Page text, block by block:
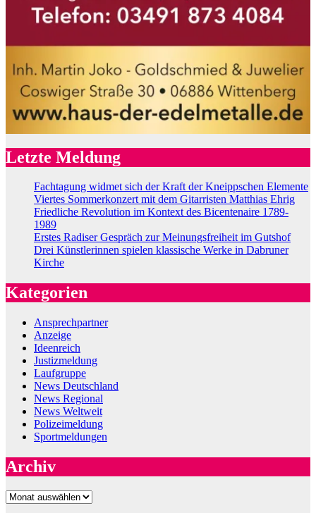
Letzte Meldung
Fachtagung widmet sich der Kraft der Kneippschen Elemente
Viertes Sommerkonzert mit dem Gitarristen Matthias Ehrig
Friedliche Revolution im Kontext des Bicentenaire 1789-
1989
Erstes Radiser Gespräch zur Meinungsfreiheit im Gutshof
Drei Künstlerinnen spielen klassische Werke in Dabruner
Kirche
Kategorien
Ansprechpartner
Anzeige
Ideenreich
Justizmeldung
Laufgruppe
News Deutschland
News Regional
News Weltweit
Polizeimeldung
Sportmeldungen
Archiv
Archiv